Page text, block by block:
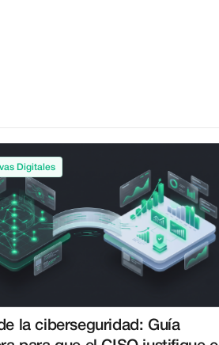
Digitales
la ciberseguridad: Guía